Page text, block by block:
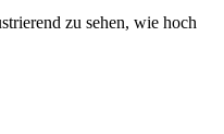
zu sehen, wie hoch